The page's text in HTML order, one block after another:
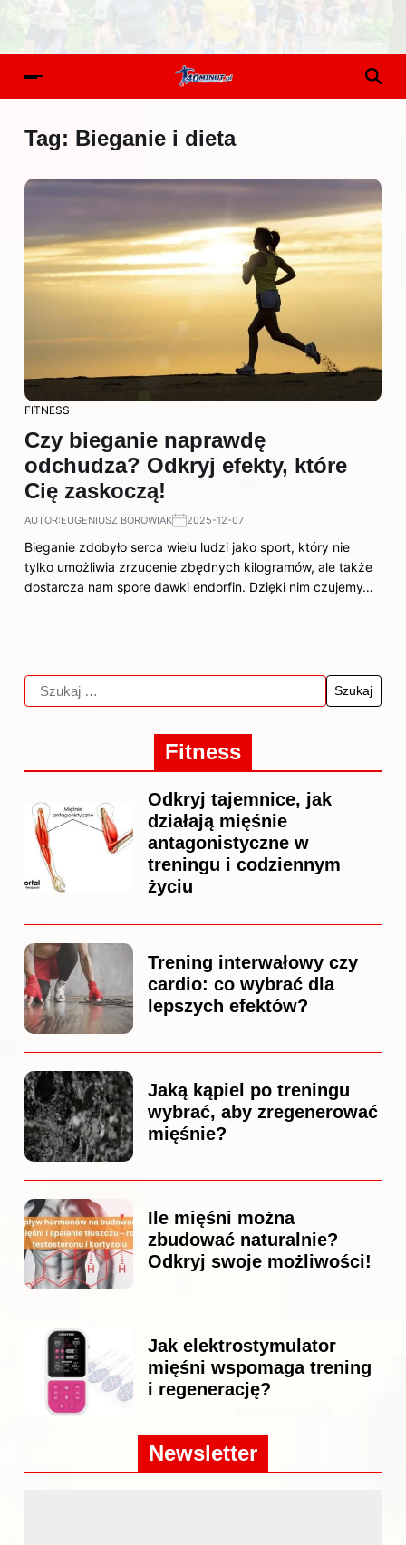
Tag: Bieganie i dieta
FITNESS
Czy bieganie naprawdę
odchudza? Odkryj efekty, które
Cię zaskoczą!
AUTOR:EUGENIUSZ BOROWIAK 2025-12-07
Bieganie zdobyło serca wielu ludzi jako sport, który nie
tylko umożliwia zrzucenie zbędnych kilogramów, ale także
dostarcza nam spore dawki endorfin. Dzięki nim czujemy…
Fitness
Odkryj tajemnice, jak
działają mięśnie
antagonistyczne w
treningu i codziennym
życiu
Trening interwałowy czy
cardio: co wybrać dla
lepszych efektów?
Jaką kąpiel po treningu
wybrać, aby zregenerować
mięśnie?
Ile mięśni można
zbudować naturalnie?
Odkryj swoje możliwości!
Jak elektrostymulator
mięśni wspomaga trening
i regenerację?
Newsletter